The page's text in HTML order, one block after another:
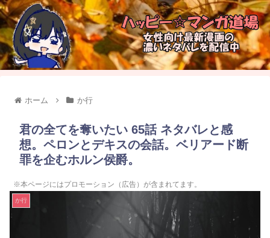
ホーム か行
君の全てを奪いたい 65話 ネタバレと感
想。ペロンとデキスの会話。ベリアード断
罪を企むホルン侯爵。
※本ページにはプロモーション（広告）が含まれてます。
か行